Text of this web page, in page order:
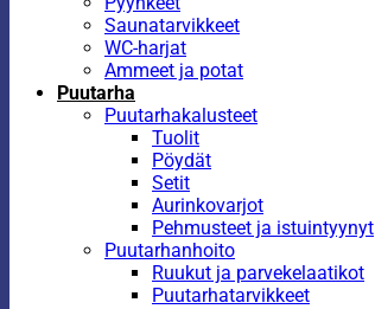
Saunatarvikkeet
WC-harjat
Ammeet ja potat
Puutarha
Puutarhakalusteet
Tuolit
Pöydät
Setit
Aurinkovarjot
Pehmusteet ja istuintyynyt
Puutarhanhoito
Ruukut ja parvekelaatikot
Puutarhatarvikkeet